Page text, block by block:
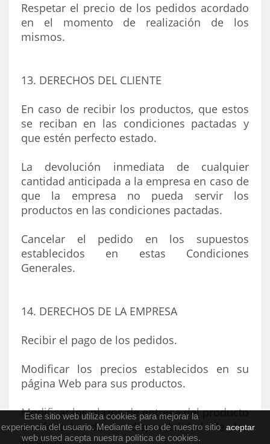
Respetar el precio de los pedidos acordado
en el momento de realización de los
mismos.
13. DERECHOS DEL CLIENTE
En caso de recibir los productos, que estos
se reciban en las condiciones pactadas y
que estén perfecto estado.
La devolución inmediata de cualquier
cantidad anticipada a la empresa en caso de
que la empresa no pueda servir los
productos en las condiciones pactadas.
Cancelar el pedido en los supuestos
establecidos en estas Condiciones
Generales.
14. DERECHOS DE LA EMPRESA
Recibir el pago de los pedidos.
Modificar los precios establecidos en su
página Web para sus productos.
Modificar los plazos de entrega del producto
en función de la disponibilidad de los
mismos.
Este sitio web utiliza cookies para mejorar la
experiencia del usuario. Mediante el uso de nuestro sitio
web usted acepta nuestra política de cookies.
aceptar